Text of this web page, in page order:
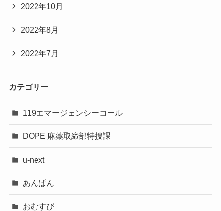
2022年10月
2022年8月
2022年7月
カテゴリー
119エマージェンシーコール
DOPE 麻薬取締部特捜課
u-next
あんぱん
おむすび